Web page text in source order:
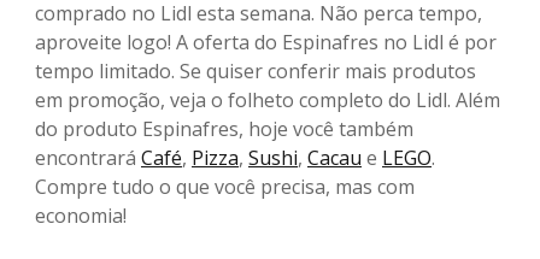
comprado no Lidl esta semana. Não perca tempo,
aproveite logo! A oferta do Espinafres no Lidl é por
tempo limitado. Se quiser conferir mais produtos
em promoção, veja o folheto completo do Lidl. Além
do produto Espinafres, hoje você também
encontrará Café, Pizza, Sushi, Cacau e LEGO.
Compre tudo o que você precisa, mas com
economia!